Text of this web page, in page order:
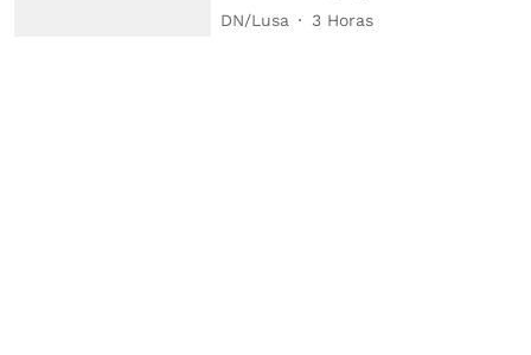
DN/Lusa 3 Horas